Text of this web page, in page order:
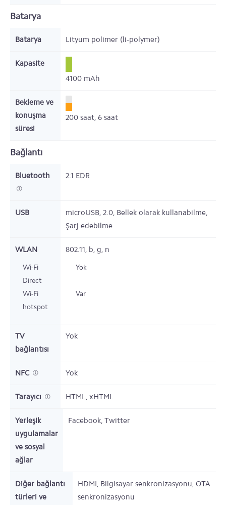
Batarya
Batarya Lityum polimer (li-polymer)
Kapasite
4100 mAh
Bekleme ve
konuşma
süresi
200 saat, 6 saat
Bağlantı
Bluetooth 2.1 EDR
USB
microUSB, 2.0, Bellek olarak kullanabilme,
Şarj edebilme
WLAN 802.11, b, g, n
Wi-Fi
Direct
Yok
Wi-Fi
hotspot
Var
TV
bağlantısı
Yok
NFC Yok
Tarayıcı HTML, xHTML
Yerleşik
uygulamalar
ve sosyal
ağlar
Facebook, Twitter
Diğer bağlantı
türleri ve
HDMI, Bilgisayar senkronizasyonu, OTA
senkronizasyonu